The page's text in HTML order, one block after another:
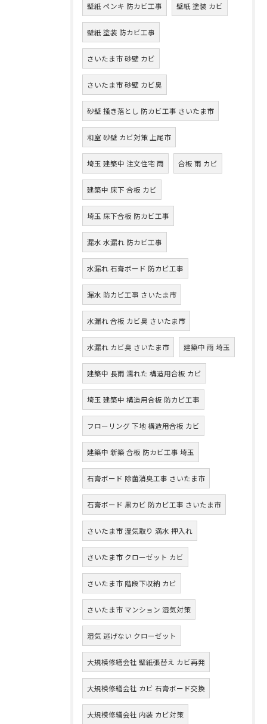
壁紙 ペンキ 防カビ工事 壁紙 塗装 カビ
壁紙 塗装 防カビ工事
さいたま市 砂壁 カビ
さいたま市 砂壁 カビ臭
砂壁 掻き落とし 防カビ工事 さいたま市
和室 砂壁 カビ対策 上尾市
埼玉 建築中 注文住宅 雨 合板 雨 カビ
建築中 床下 合板 カビ
埼玉 床下合板 防カビ工事
漏水 水漏れ 防カビ工事
水漏れ 石膏ボード 防カビ工事
漏水 防カビ工事 さいたま市
水漏れ 合板 カビ臭 さいたま市
水漏れ カビ臭 さいたま市 建築中 雨 埼玉
建築中 長雨 濡れた 構造用合板 カビ
埼玉 建築中 構造用合板 防カビ工事
フローリング 下地 構造用合板 カビ
建築中 新築 合板 防カビ工事 埼玉
石膏ボード 除菌消臭工事 さいたま市
石膏ボード 黒カビ 防カビ工事 さいたま市
さいたま市 湿気取り 満水 押入れ
さいたま市 クローゼット カビ
さいたま市 階段下収納 カビ
さいたま市 マンション 湿気対策
湿気 逃げない クローゼット
大規模修繕会社 壁紙張替え カビ再発
大規模修繕会社 カビ 石膏ボード交換
大規模修繕会社 内装 カビ対策